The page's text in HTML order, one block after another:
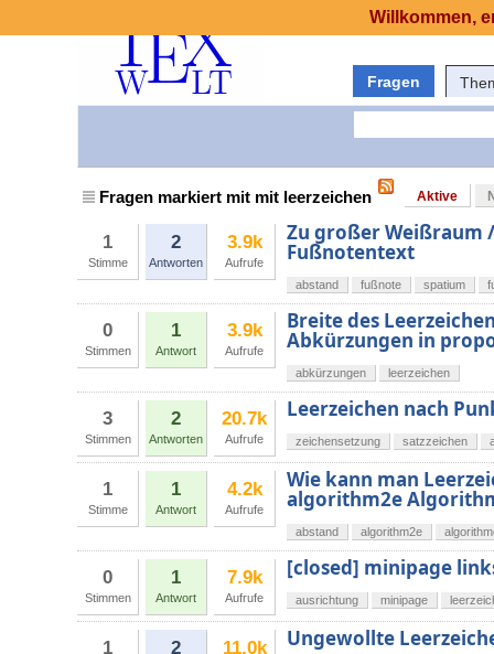
Fragen
Fragen markiert mit mit leerzeichen Aktive
1
Stimme
2
Antworten
3.9k
Aufrufe
Zu großer Weißraum
Fußnotentext
abstand fußnote spatium
0
Stimmen
1
Antwort
3.9k
Aufrufe
Breite des
Abkürzungen in
abkürzungen leerzeichen
3
Stimmen
2
Antworten
20.7k
Aufrufe
Leerzeichen nach
zeichensetzung satzzeichen
1
Stimme
1
Antwort
4.2k
Aufrufe
Wie kann man
algorithm2e
abstand algorithm2e
0
Stimmen
1
Antwort
7.9k
Aufrufe
[closed] minipage
ausrichtung minipage
1 2 11.0k Ungewollte
Willkommen,